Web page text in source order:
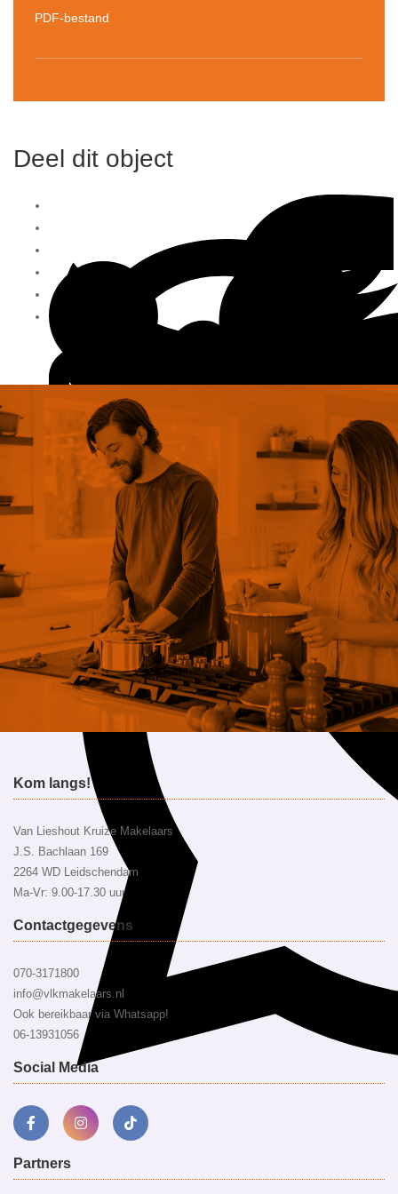
PDF-bestand
Deel dit object
Kom langs!
Van Lieshout Kruize Makelaars
J.S. Bachlaan 169
2264 WD Leidschendam
Ma-Vr: 9.00-17.30 uur
Contactgegevens
070-3171800
info@vlkmakelaars.nl
Ook bereikbaar via Whatsapp!
06-13931056
Social Media
Partners